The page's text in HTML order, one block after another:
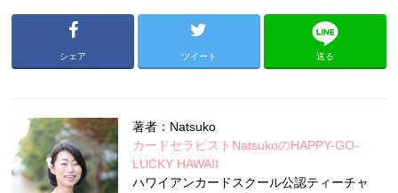
シェア ツイート 送る
著者：Natsuko
カードセラピストNatsukoのHAPPY-GO-
LUCKY HAWAII
ハワイアンカードスクール公認ティーチャ